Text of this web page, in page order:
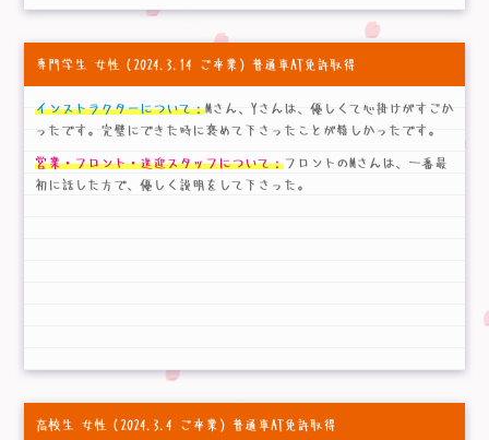
専門学生 女性 （2024.3.14 ご卒業）普通車AT免許取得
インストラクターについて：Mさん、Yさんは、優しくて心掛けがすごか
ったです。完璧にできた時に褒めて下さったことが嬉しかったです。
営業・フロント・送迎スタッフについて：フロントのMさんは、一番最
初に話した方で、優しく説明をして下さった。
高校生 女性 （2024.3.4 ご卒業）普通車AT免許取得